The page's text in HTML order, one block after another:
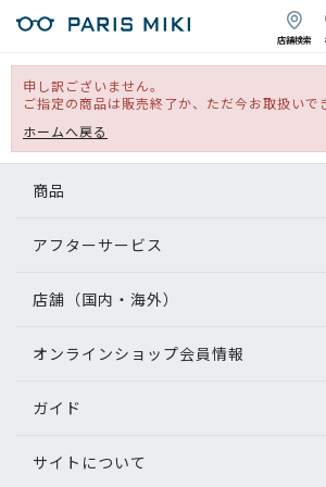
店舗検索
申し訳ございません。
ご指定の商品は販売終了か、ただ今お取扱いで
ホームへ戻る
商品
アフターサービス
店舗（国内・海外）
オンラインショップ会員情報
ガイド
サイトについて